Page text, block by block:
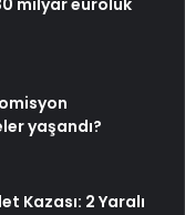
yaşandı?
Kazası: 2 Yaralı